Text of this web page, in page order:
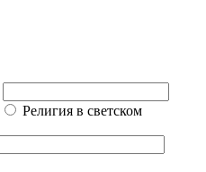
Религия в светском